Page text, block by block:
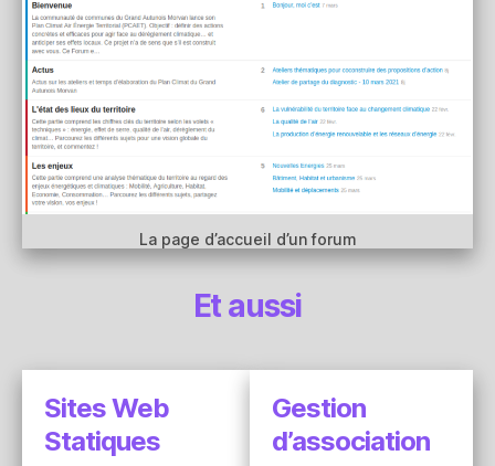
La page d’accueil d’un forum
Et aussi
Sites Web
Statiques
Gestion
d’association